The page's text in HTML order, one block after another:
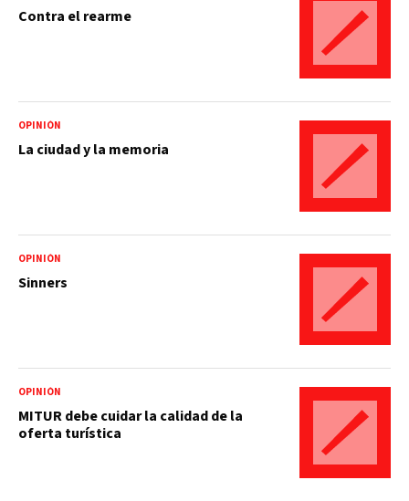
Contra el rearme
OPINIÓN
La ciudad y la memoria
OPINIÓN
Sinners
OPINIÓN
MITUR debe cuidar la calidad de la
oferta turística